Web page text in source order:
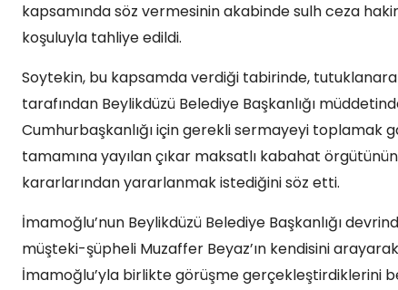
kapsamında söz vermesinin akabinde sulh ceza
koşuluyla tahliye edildi.
Soytekin, bu kapsamda verdiği tabirinde,
tarafından Beylikdüzü Belediye Başkanlığı
Cumhurbaşkanlığı için gerekli sermayeyi toplamak
tamamına yayılan çıkar maksatlı kabahat
kararlarından yararlanmak istediğini söz etti.
İmamoğlu’nun Beylikdüzü Belediye Başkanlığı
müşteki-şüpheli Muzaffer Beyaz’ın kendisini
İmamoğlu’yla birlikte görüşme gerçekleştirdiklerini